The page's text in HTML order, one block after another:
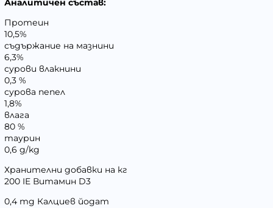
Аналитичен състав:
Протеин
10,5%
съдържание на мазнини
6,3%
сурови влакнини
0,3 %
сурова пепел
1,8%
влага
80 %
таурин
0,6 g/kg
Хранителни добавки на кг
200 IE Витамин D3
0,4 mg Калциев йодат